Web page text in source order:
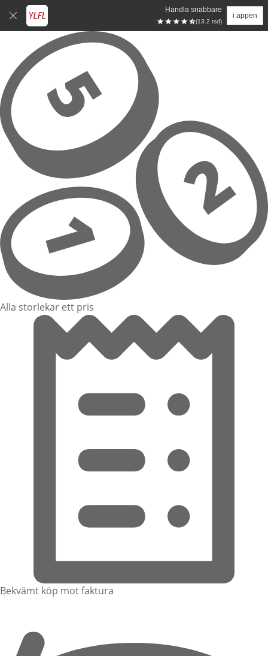
Handla snabbare
(13.2 tsd)
i appen
Hoppa till huvudinnehåll
Alla storlekar ett pris
Bekvämt köp mot faktura